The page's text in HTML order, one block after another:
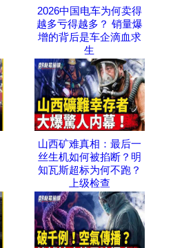
2026中国电车为何卖得
越多亏得越多？ 销量爆
增的背后是车企滴血求
生
山西矿难真相：最后一
丝生机如何被掐断？明
知瓦斯超标为何不跑？
上级检查